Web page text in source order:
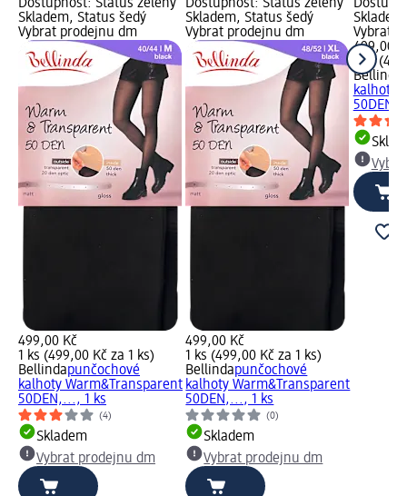
Dostupnost: Status zelený
Skladem, Status šedý
Vybrat prodejnu dm
499,00 Kč
1 ks (499,00 Kč za 1 ks)
Bellindapunčochové
kalhoty Warm&Transparent
50DEN,..., 1 ks
(4)
Skladem
Vybrat prodejnu dm
Dostupnost: Status zelený
Skladem, Status šedý
Vybrat prodejnu dm
499,00 Kč
1 ks (499,00 Kč za 1 ks)
Bellindapunčochové
kalhoty Warm&Transparent
50DEN,..., 1 ks
(0)
Skladem
Vybrat prodejnu dm
Vybrat
499,00
1 ks
Bellinda
kalhoty